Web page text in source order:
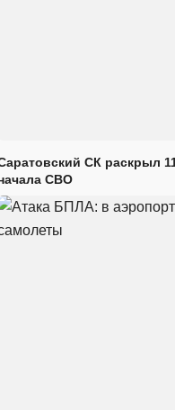
СК раскрыл
СВО